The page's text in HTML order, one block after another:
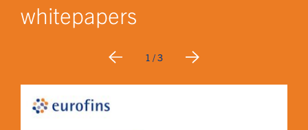
whitepapers
1 / 3